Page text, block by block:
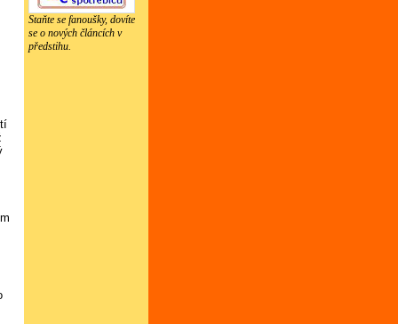
Staňte se fanoušky, dovíte
se o nových článcích v
předstihu.